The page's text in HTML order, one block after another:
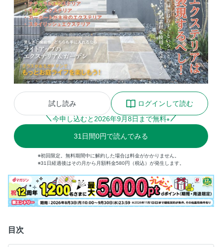
試し読み
ログインして読む
今申し込むと 2026年9月8日まで無料※
31 日間0円で読んでみる
※初回限定。無料期間中に解約した場合は料金がかかりません。
※31日経過後はその月から月額料金580円（税込）が発生します。
目次